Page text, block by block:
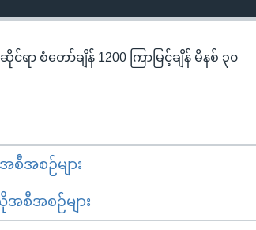
ရာ စံတော်ချိန် 1200 ကြာမြင့်ချိန် မိနစ် ၃၀
စီအစဉ်များ
အစီအစဉ်များ